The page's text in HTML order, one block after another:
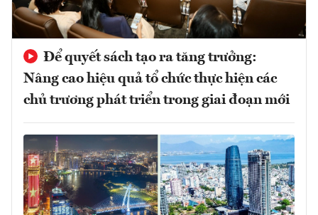
Để quyết sách tạo ra tăng trưởng:
Nâng cao hiệu quả tổ chức thực hiện các
chủ trương phát triển trong giai đoạn mới